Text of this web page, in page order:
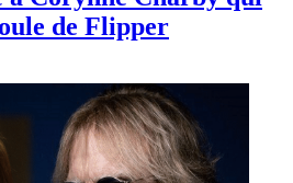
de Flipper